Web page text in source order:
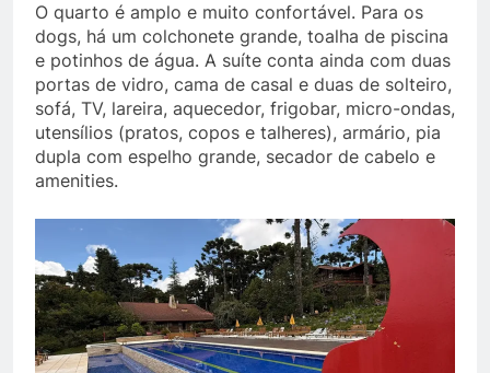
O quarto é amplo e muito confortável. Para os
dogs, há um colchonete grande, toalha de piscina
e potinhos de água. A suíte conta ainda com duas
portas de vidro, cama de casal e duas de solteiro,
sofá, TV, lareira, aquecedor, frigobar, micro-ondas,
utensílios (pratos, copos e talheres), armário, pia
dupla com espelho grande, secador de cabelo e
amenities.